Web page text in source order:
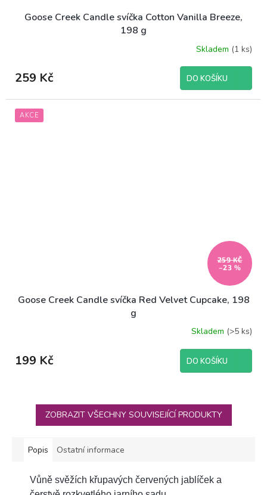
Goose Creek Candle svíčka Cotton Vanilla Breeze,
198 g
produktu
je
z
5
Skladem (1 ks)
259 Kč DO KOŠÍKU
AKCE
259 KČ
–23 %
Goose Creek Candle svíčka Red Velvet Cupcake, 198
g
Skladem (>5 ks)
199 Kč DO KOŠÍKU
ZOBRAZIT VŠECHNY SOUVISEJÍCÍ PRODUKTY
Popis Ostatní informace
Vůně svěžích křupavých červených jablíček a